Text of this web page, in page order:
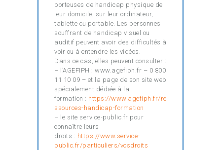
porteuses de handicap physique de
leur domicile, sur leur ordinateur,
tablette ou portable. Les personnes
souffrant de handicap visuel ou
auditif peuvent avoir des difficultés à
voir ou à entendre les vidéos.
Dans ce cas, elles peuvent consulter :
– l’AGEFIPH : www.agefiph.fr – 0 800
11 10 09 – et la page de son site web
spécialement dédiée à la
formation : https://www.agefiph.fr/re
ssources-handicap-formation
– le site service-public.fr pour
connaître leurs
droits : https://www.service-
public.fr/particuliers/vosdroits